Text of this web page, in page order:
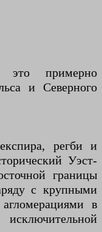
примерно
и Северного
регби и
Уэст-
границы
с крупными
в